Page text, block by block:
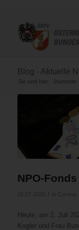
Blog - Aktuelle
Sie sind hier: Startseite
NPO-
Heute, am 2. Juli
Kogler und Frau